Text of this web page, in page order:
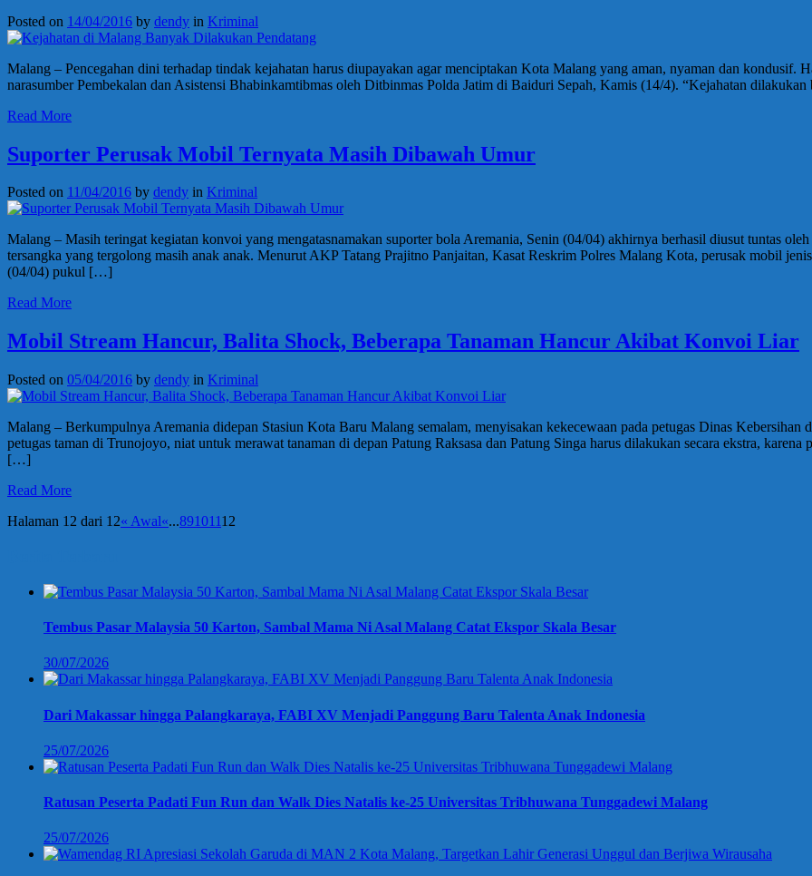
Posted on 14/04/2016 by dendy in Kriminal
Malang – Pencegahan dini terhadap tindak kejahatan harus diupayakan agar menciptakan Kota Malang yang aman, nyaman dan
narasumber Pembekalan dan Asistensi Bhabinkamtibmas oleh Ditbinmas Polda Jatim di Baiduri Sepah, Kamis (14/4). “Kejahatan
Read More
Suporter Perusak Mobil Ternyata Masih Dibawah Umur
Posted on 11/04/2016 by dendy in Kriminal
Malang – Masih teringat kegiatan konvoi yang mengatasnamakan suporter bola Aremania, Senin (04/04) akhirnya berhasil diusut tuntas
tersangka yang tergolong masih anak anak. Menurut AKP Tatang Prajitno Panjaitan, Kasat Reskrim Polres Malang Kota, perusak mobil
(04/04) pukul […]
Read More
Mobil Stream Hancur, Balita Shock, Beberapa Tanaman Hancur Akibat Konvoi Liar
Posted on 05/04/2016 by dendy in Kriminal
Malang – Berkumpulnya Aremania didepan Stasiun Kota Baru Malang semalam, menyisakan kekecewaan pada petugas Dinas
petugas taman di Trunojoyo, niat untuk merawat tanaman di depan Patung Raksasa dan Patung Singa harus dilakukan secara ekstra,
[…]
Read More
Halaman 12 dari 12« Awal«...89101112
Tembus Pasar Malaysia 50 Karton, Sambal Mama Ni Asal Malang Catat Ekspor Skala Besar
30/07/2026
Dari Makassar hingga Palangkaraya, FABI XV Menjadi Panggung Baru Talenta Anak Indonesia
25/07/2026
Ratusan Peserta Padati Fun Run dan Walk Dies Natalis ke-25 Universitas Tribhuwana Tunggadewi Malang
25/07/2026